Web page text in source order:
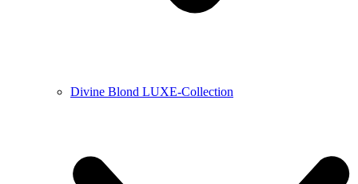
Divine Blond LUXE-Collection